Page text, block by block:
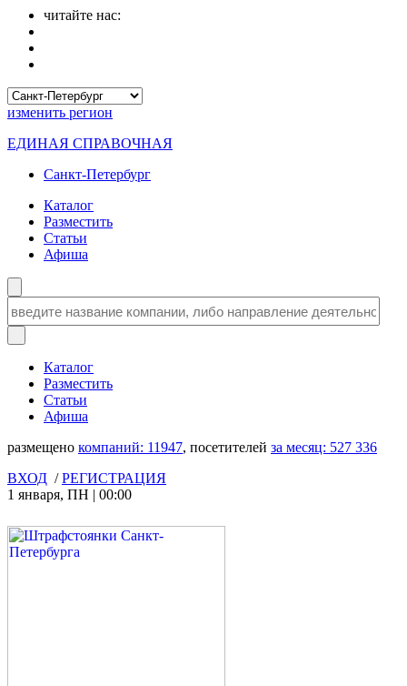
читайте нас:
изменить регион
ЕДИНАЯ СПРАВОЧНАЯ
Санкт-Петербург
Каталог
Разместить
Статьи
Афиша
Каталог
Разместить
Статьи
Афиша
размещено компаний: 11947, посетителей за месяц: 527 336
ВХОД /РЕГИСТРАЦИЯ
1 января, ПН | 00:00